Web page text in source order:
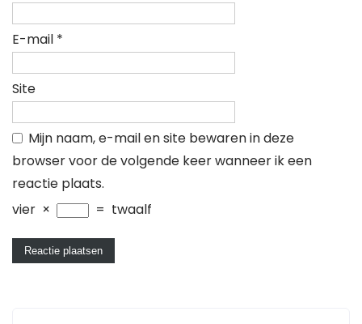
E-mail *
Site
Mijn naam, e-mail en site bewaren in deze
browser voor de volgende keer wanneer ik een
reactie plaats.
vier × = twaalf